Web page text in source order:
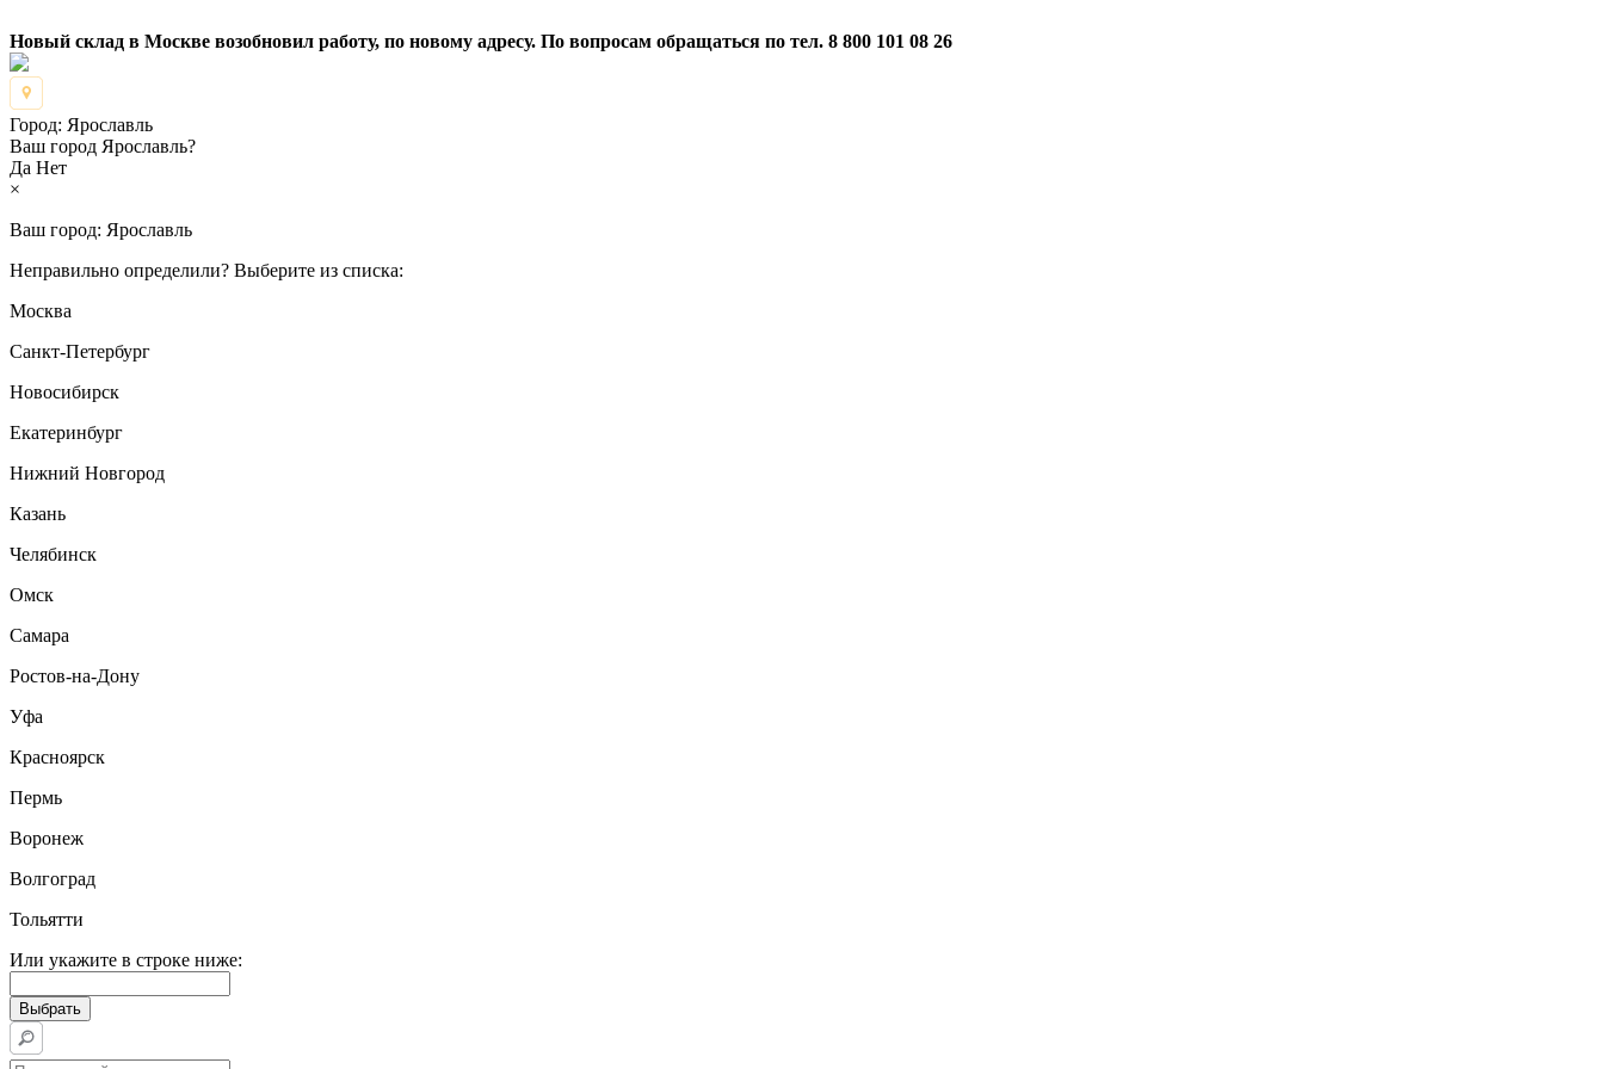
Новый склад в Москве возобновил работу, по новому адресу. По вопросам обращаться по тел. 8 800 101 08 26
Город: Ярославль
Ваш город Ярославль?
Да Нет
×
Ваш город: Ярославль
Неправильно определили? Выберите из списка:
Москва
Санкт-Петербург
Новосибирск
Екатеринбург
Нижний Новгород
Казань
Челябинск
Омск
Самара
Ростов-на-Дону
Уфа
Красноярск
Пермь
Воронеж
Волгоград
Тольятти
Или укажите в строке ниже: